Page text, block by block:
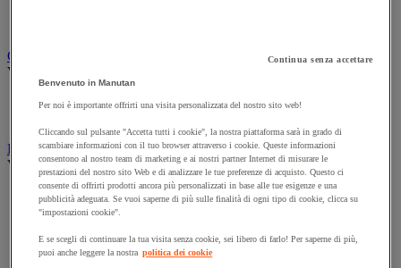
Cutter di sicurezza
Vedi tutte le categorie
Accessori per cutter di sicurezza e multifunzione
Etichetta e marcatura
Vedi tutte le categorie
Busta portadocumenti
Etichetta di marcatura e pistola etichettatrice
Etichettatrice
Stencil
Continua senza accettare
Benvenuto in Manutan
Per noi è importante offrirti una visita personalizzata del nostro sito web!
Cliccando sul pulsante "Accetta tutti i cookie", la nostra piattaforma sarà in grado di
scambiare informazioni con il tuo browser attraverso i cookie. Queste informazioni
consentono al nostro team di marketing e ai nostri partner Internet di misurare le
prestazioni del nostro sito Web e di analizzare le tue preferenze di acquisto. Questo ci
consente di offrirti prodotti ancora più personalizzati in base alle tue esigenze e una
pubblicità adeguata. Se vuoi saperne di più sulle finalità di ogni tipo di cookie, clicca su
"impostazioni cookie".
E se scegli di continuare la tua visita senza cookie, sei libero di farlo! Per saperne di più,
puoi anche leggere la nostra politica dei cookie